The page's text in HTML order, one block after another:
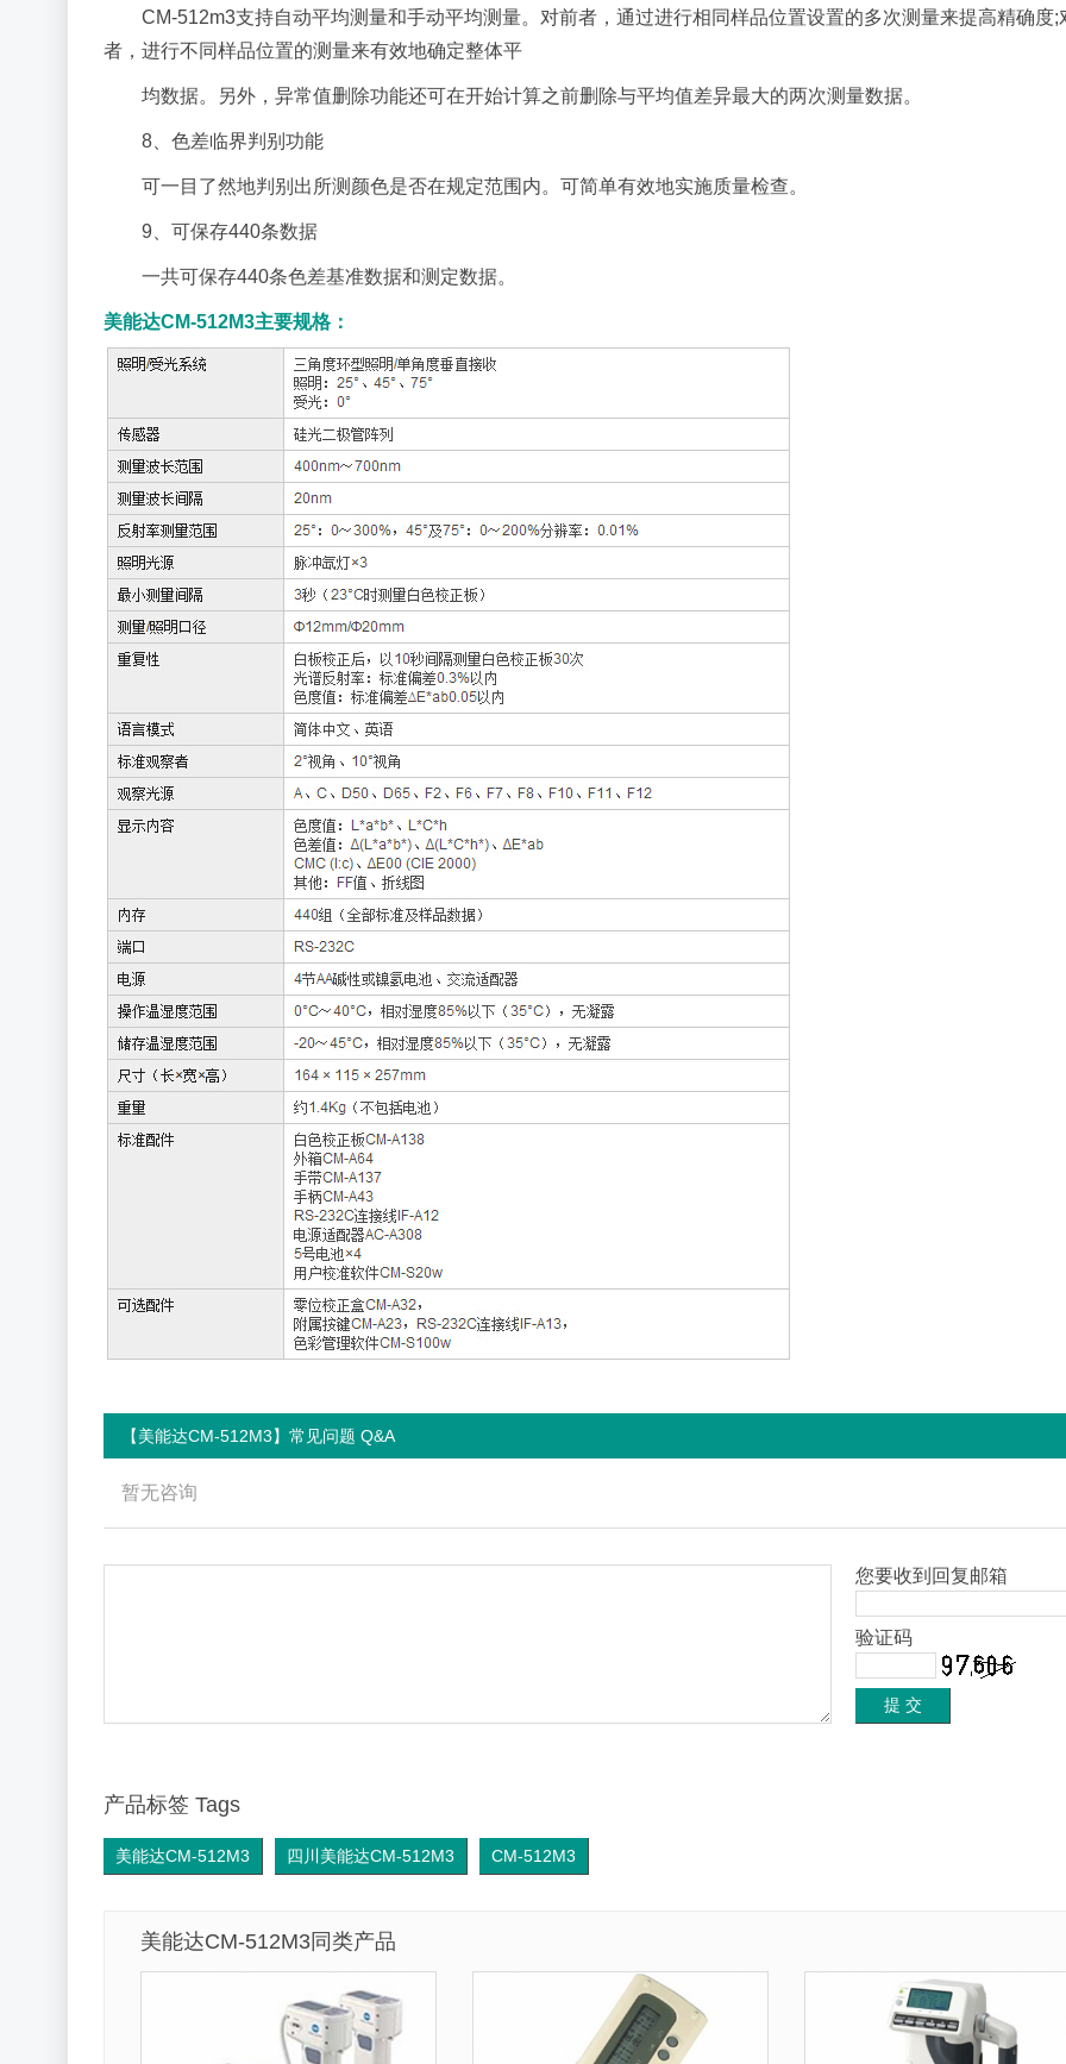
CM-512m3支持自动平均测量和手动平均测量。对前者，通过进行相同样品位置设置的多次测量来提高精确度;
者，进行不同样品位置的测量来有效地确定整体平
均数据。另外，异常值删除功能还可在开始计算之前删除与平均值差异最大的两次测量数据。
8、色差临界判别功能
可一目了然地判别出所测颜色是否在规定范围内。可简单有效地实施质量检查。
9、可保存440条数据
一共可保存440条色差基准数据和测定数据。
美能达CM-512M3主要规格：
【美能达CM-512M3】常见问题 Q&A
暂无咨询
您要收到回复邮箱
验证码
产品标签 Tags
美能达CM-512M3 四川美能达CM-512M3 CM-512M3
美能达CM-512M3同类产品